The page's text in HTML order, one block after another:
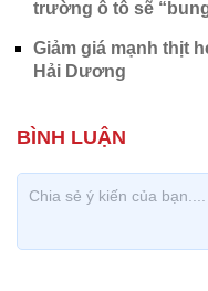
trường ô tô sẽ
Giảm giá mạnh thịt
Hải Dương